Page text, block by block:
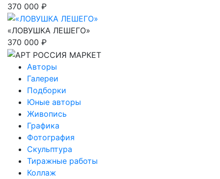
370 000 ₽
«ЛОВУШКА ЛЕШЕГО»
370 000 ₽
Авторы
Галереи
Подборки
Юные авторы
Живопись
Графика
Фотография
Скульптура
Тиражные работы
Коллаж